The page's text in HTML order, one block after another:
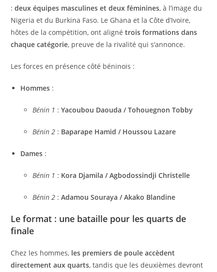
:deux équipes masculines et deux féminines, à l’image du
Nigeria et du Burkina Faso. Le Ghana et la Côte d’Ivoire,
hôtes de la compétition, ont alignétrois formations dans
chaque catégorie, preuve de la rivalité qui s’annonce.
Les forces en présence côté béninois :
Hommes :
Bénin 1 :Yacoubou Daouda / Tohouegnon Tobby
Bénin 2 : Baparape Hamid / Houssou Lazare
Dames :
Bénin 1 : Kora Djamila / Agbodossindji Christelle
Bénin 2 :Adamou Souraya / Akako Blandine
Le format : une bataille pour les quarts de
finale
Chez les hommes, les premiers de poule accèdent
directement aux quarts, tandis que les deuxièmes devront